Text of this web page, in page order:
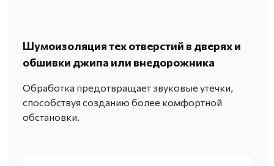
Шумоизоляция тех отверстий в дверях и
обшивки джипа или внедорожника
Обработка предотвращает звуковые утечки,
способствуя созданию более комфортной
обстановки.